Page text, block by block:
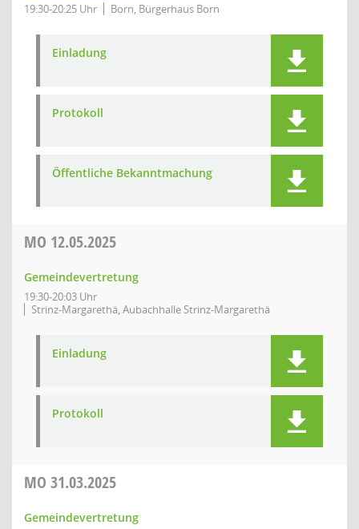
19:30-20:25 Uhr Born, Bürgerhaus Born
Einladung
Protokoll
Öffentliche Bekanntmachung
MO 12.05.2025
Gemeindevertretung
19:30-20:03 Uhr
Strinz-Margarethä, Aubachhalle Strinz-Margarethä
Einladung
Protokoll
MO 31.03.2025
Gemeindevertretung